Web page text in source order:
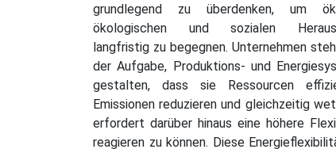
grundlegend zu überdenken, um
ökologischen und sozialen
langfristig zu begegnen. Unternehmen
der Aufgabe, Produktions- und
gestalten, dass sie Ressourcen
Emissionen reduzieren und gleichzeitig
erfordert darüber hinaus eine höhere
reagieren zu können. Diese